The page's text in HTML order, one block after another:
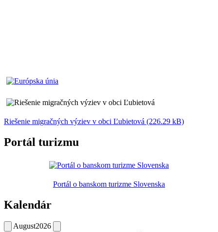
Riešenie migračných výziev v obci Ľubietová (226.29 kB)
Portál turizmu
Portál o banskom turizme Slovenska
Kalendár
August2026